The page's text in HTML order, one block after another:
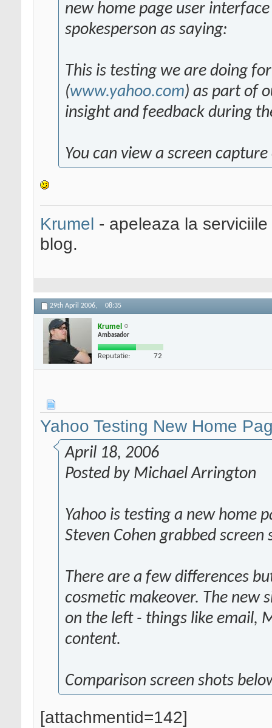
new home page user
spokesperson as saying:
This is testing we are doing
(www.yahoo.com) as part of
insight and feedback during
You can view a screen
Krumel - apeleaza la
blog.
29th April 2006, 08:35
Krumel
Ambasador
Reputatie: 72
Yahoo Testing New Home
April 18, 2006
Posted by Michael Arrington
Yahoo is testing a new home
Steven Cohen grabbed screen
There are a few differences
cosmetic makeover. The new
on the left - things like email,
content.
Comparison screen shots
[attachmentid=142]